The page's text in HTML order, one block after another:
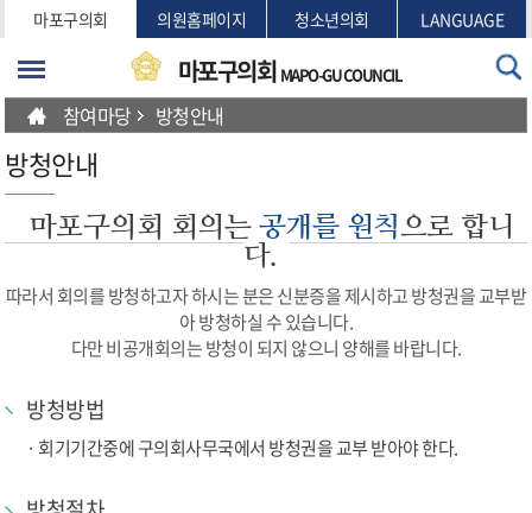
본문바로가기
마포구의회 의원홈페이지 청소년의회 LANGUAGE
마포구의회 MAPO-GU COUNCIL
참여마당 방청안내
방청안내
마포구의회 회의는 공개를 원칙으로 합니
다.
따라서 회의를 방청하고자 하시는 분은 신분증을 제시하고 방청권을 교부받
아 방청하실 수 있습니다.
다만 비공개회의는 방청이 되지 않으니 양해를 바랍니다.
방청방법
회기기간중에 구의회사무국에서 방청권을 교부 받아야 한다.